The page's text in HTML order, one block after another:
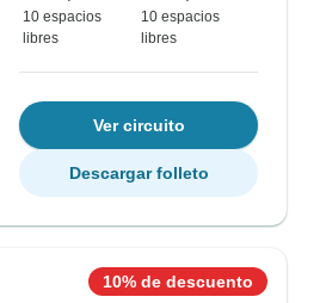
10 espacios
libres
10 espacios
libres
Ver circuito
Descargar folleto
10% de descuento